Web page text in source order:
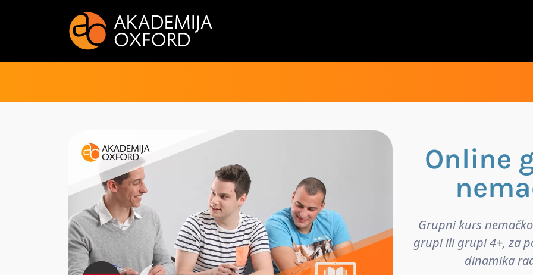
Online
Grupni kurs
grupi ili grupi 4+, za
dinamika